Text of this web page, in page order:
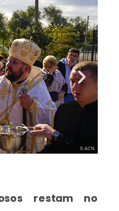
restam no